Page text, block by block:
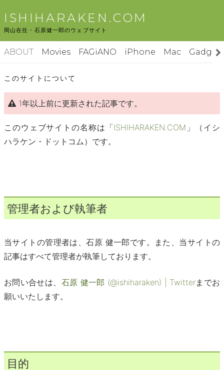
テ
ス
プ
ISHIHARAKEN.COM
岡山在住・石原健一郎のウェブサイト
ABOUT Movies FAGiANO iPhone Mac Gadgets
このサイトについて
1年以上前に更新された記事です。
このウェブサイトの名称は「ISHIHARAKEN.COM 」（イシ
ハラケン・ドットコム）です。
管理者および執筆者
当サイトの管理者は、石原 健一郎です。また、当サイトの
記事はすべて管理者が執筆しております。
お問い合せは、 石原 健一郎 (@ishiharaken) | Twitterまでお
願いいたします。
目的